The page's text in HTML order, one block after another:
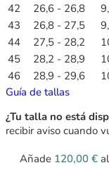
42
26,6 - 26,8
43
26,8 - 27,5
44
27,5 - 28,2
45
28,2 - 28,9
46
28,9 - 29,6
Guía de tallas
¿Tu talla no está
recibir aviso cuando
Añade 120,00 €